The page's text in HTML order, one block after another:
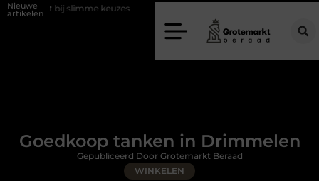
Nieuwe
artikelen
keuzes Waarom kiezen voor een rijschool in Utrecht?
Goedkoop tanken in Drimmelen
WINKELEN
Gepubliceerd Door Grotemarkt Beraad